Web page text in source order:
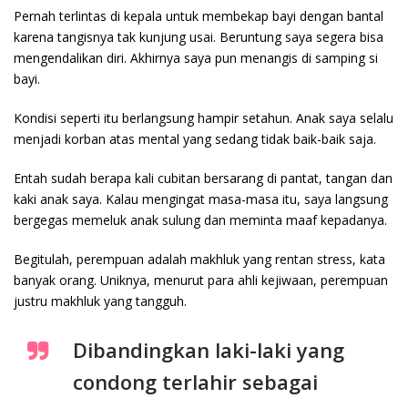
Pernah terlintas di kepala untuk membekap bayi dengan bantal
karena tangisnya tak kunjung usai. Beruntung saya segera bisa
mengendalikan diri. Akhirnya saya pun menangis di samping si
bayi.
Kondisi seperti itu berlangsung hampir setahun. Anak saya selalu
menjadi korban atas mental yang sedang tidak baik-baik saja.
Entah sudah berapa kali cubitan bersarang di pantat, tangan dan
kaki anak saya. Kalau mengingat masa-masa itu, saya langsung
bergegas memeluk anak sulung dan meminta maaf kepadanya.
Begitulah, perempuan adalah makhluk yang rentan stress, kata
banyak orang. Uniknya, menurut para ahli kejiwaan, perempuan
justru makhluk yang tangguh.
Dibandingkan laki-laki yang
condong terlahir sebagai